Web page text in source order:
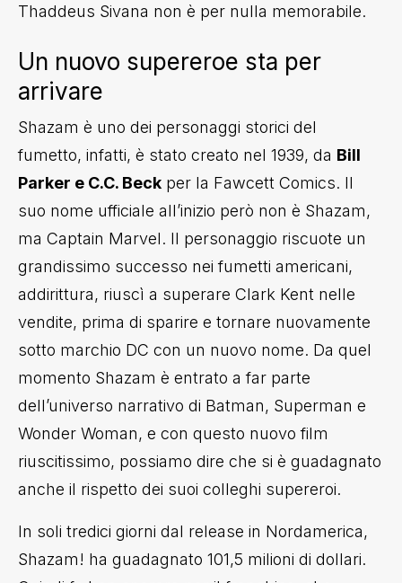
Thaddeus Sivana non è per nulla memorabile.
Un nuovo supereroe sta per
arrivare
Shazam è uno dei personaggi storici del
fumetto, infatti, è stato creato nel 1939, da Bill
Parker e C.C. Beck per la Fawcett Comics. Il
suo nome ufficiale all’inizio però non è Shazam,
ma Captain Marvel. Il personaggio riscuote un
grandissimo successo nei fumetti americani,
addirittura, riuscì a superare Clark Kent nelle
vendite, prima di sparire e tornare nuovamente
sotto marchio DC con un nuovo nome. Da quel
momento Shazam è entrato a far parte
dell’universo narrativo di Batman, Superman e
Wonder Woman, e con questo nuovo film
riuscitissimo, possiamo dire che si è guadagnato
anche il rispetto dei suoi colleghi supereroi.
In soli tredici giorni dal release in Nordamerica,
Shazam! ha guadagnato 101,5 milioni di dollari.